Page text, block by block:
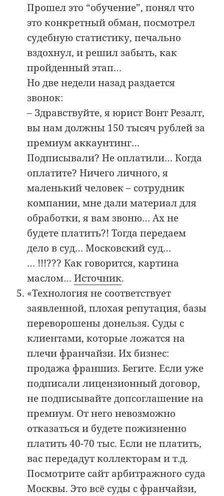
Прошел это “обучение”, понял что
это конкретный обман, посмотрел
судебную статистику, печально
вздохнул, и решил забыть, как
пройденный этап…
Но две недели назад раздается
звонок:
– Здравствуйте, я юрист Вонт Резалт,
вы нам должны 150 тысяч рублей за
премиум аккаунтинг…
Подписывали? Не оплатили… Когда
оплатите? Ничего личного, я
маленький человек – сотрудник
компании, мне дали материал для
обработки, я вам звоню… Ах не
будете платить?! Тогда передаем
дело в суд… Московский суд…
… !!!??? Как говорится, картина
маслом…Источник.
«Технология не соответствует
заявленной, плохая репутация, базы
переворошены донельзя. Суды с
клиентами, которые ложатся на
плечи франчайзи. Их бизнес:
продажа франшиз. Бегите. Если уже
подписали лицензионный договор,
не подписывайте допсоглашение на
премиум. От него невозможно
отказаться и будете пожизненно
платить 40-70 тыс. Если не платить,
вас передадут коллекторам и т.д.
Посмотрите сайт арбитражного суда
Москвы. Это всё суды с франчайзи,